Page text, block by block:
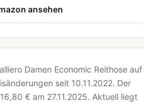
ansehen
Damen Economic Reithose auf
seit 10.11.2022. Der
€ am 27.11.2025. Aktuell liegt